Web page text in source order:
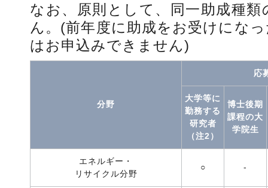
なお、原則として、同一助成種
ん。(前年度に助成をお受けにな
はお申込みできません)
分野
応
大学等に
勤務する
研究者
（注2）
博士後期
課程の大
学院生
エネルギー・
リサイクル分野
○ -